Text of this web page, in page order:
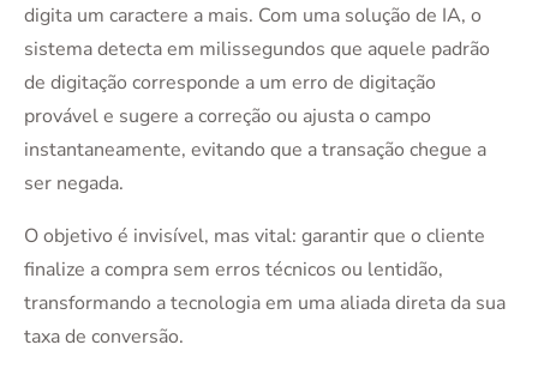
digita um caractere a mais. Com uma solução de IA, o
sistema detecta em milissegundos que aquele padrão
de digitação corresponde a um erro de digitação
provável e sugere a correção ou ajusta o campo
instantaneamente, evitando que a transação chegue a
ser negada.
O objetivo é invisível, mas vital: garantir que o cliente
finalize a compra sem erros técnicos ou lentidão,
transformando a tecnologia em uma aliada direta da sua
taxa de conversão.